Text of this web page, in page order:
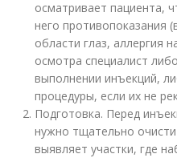
осматривает пациента,
него противопоказания
области глаз, аллергия
осмотра специалист
выполнении инъекций,
процедуры, если их не
Подготовка. Перед
нужно тщательно
выявляет участки, где